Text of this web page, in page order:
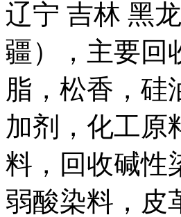
辽宁 吉林 黑
疆），主要回
脂，松香，硅
加剂，化工原
料，回收碱性
弱酸染料，皮